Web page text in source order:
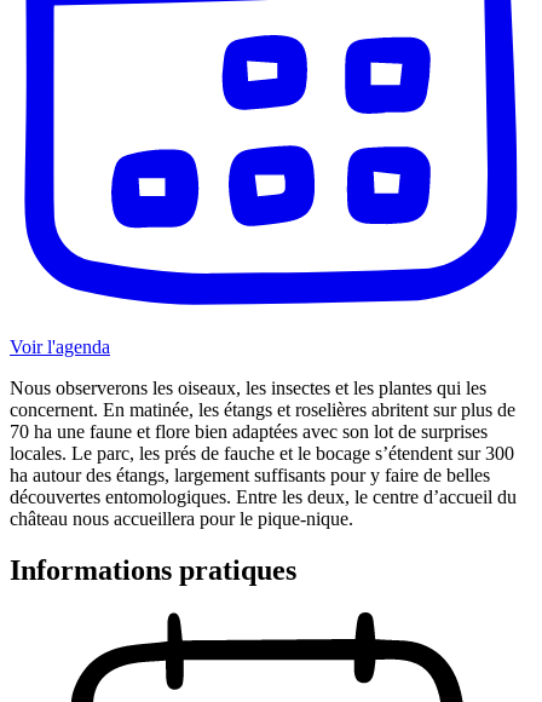
Voir l'agenda
Nous observerons les oiseaux, les insectes et les plantes qui les
concernent. En matinée, les étangs et roselières abritent sur plus de
70 ha une faune et flore bien adaptées avec son lot de surprises
locales. Le parc, les prés de fauche et le bocage s’étendent sur 300
ha autour des étangs, largement suffisants pour y faire de belles
découvertes entomologiques. Entre les deux, le centre d’accueil du
château nous accueillera pour le pique-nique.
Informations pratiques